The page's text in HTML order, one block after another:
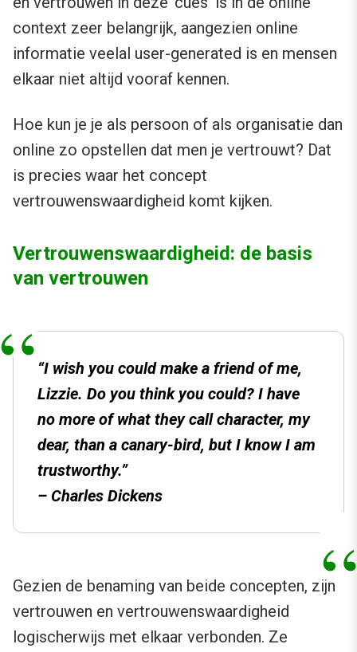
context zeer belangrijk, aangezien online
informatie veelal user-generated is en mensen
elkaar niet altijd vooraf kennen.
Hoe kun je je als persoon of als organisatie dan
online zo opstellen dat men je vertrouwt? Dat
is precies waar het concept
vertrouwenswaardigheid komt kijken.
Vertrouwenswaardigheid: de basis
van vertrouwen
“I wish you could make a friend of me,
Lizzie. Do you think you could? I have
no more of what they call character, my
dear, than a canary-bird, but I know I am
trustworthy.”
– Charles Dickens
Gezien de benaming van beide concepten, zijn
vertrouwen en vertrouwenswaardigheid
logischerwijs met elkaar verbonden. Ze